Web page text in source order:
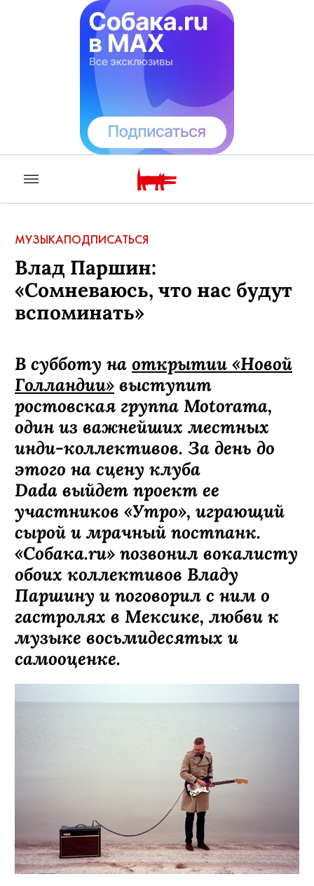
МУЗЫКАПОДПИСАТЬСЯ
Влад Паршин:
«Сомневаюсь, что нас будут
вспоминать»
В субботу на открытии «Новой
Голландии» выступит
ростовская группа Motorama,
один из важнейших местных
инди-коллективов. За день до
этого на сцену клуба
Dada выйдет проект ее
участников «Утро», играющий
сырой и мрачный постпанк.
«Собака.ru» позвонил вокалисту
обоих коллективов Владу
Паршину и поговорил с ним о
гастролях в Мексике, любви к
музыке восьмидесятых и
самооценке.